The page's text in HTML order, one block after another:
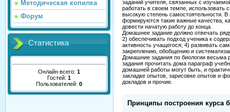
Методическая копилка
Форум
Статистика
Онлайн всего: 1
Гостей: 1
Пользователей: 0
заданий учителя, связанных с
работать в своем темпе, использовать
высокую степень самостоятельности.
формируются такие важные качества,
довести начатую работу до конца.
Домашнее задание должно отвечать
2) обеспечивать подход ученика к
активность учащегося; 4) развивать
закреплению, обобщению и
Домашние задания по биологии
задания прочитать дома параграф
домашней работы могут быть, и
закладке опытов, зарисовке опытов и
докладов и прочие.
Принципы построения курса